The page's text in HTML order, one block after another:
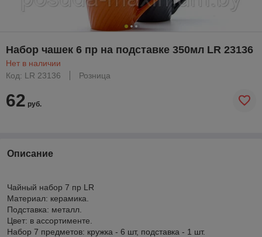
Набор чашек 6 пр на подставке 350мл LR 23136
Нет в наличии
Код: LR 23136
Розница
62 руб.
Описание
Чайный набор 7 пр LR
Материал: керамика.
Подставка: металл.
Цвет: в ассортименте.
Набор 7 предметов: кружка - 6 шт, подставка - 1 шт.